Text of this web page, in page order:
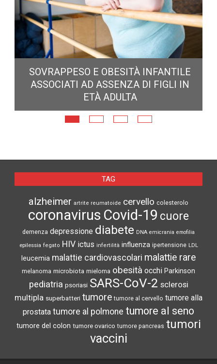
SOVRAPPESO E OBESITÀ INFANTILE
ASSOCIATI AD ASSENZA DI FIGLI IN
ETÀ ADULTA
TAG
alzheimer artrite reumatoide cervello colesterolo
coronavirus Covid-19 cuore
demenza depressione diabete DNA emicrania emofilia
epilessia fegato HIV ictus infertilità influenza ipertensione LDL
leucemia malattie cardiovascolari malattie rare
melanoma microbiota mieloma obesità occhi Parkinson
pediatria psoriasi SARS-CoV-2 sclerosi
multipla superbatteri tumore tumore al cervello tumore alla
prostata tumore al polmone tumore al seno
tumore del colon tumore ovarico tumore pancreas tumori
vaccini